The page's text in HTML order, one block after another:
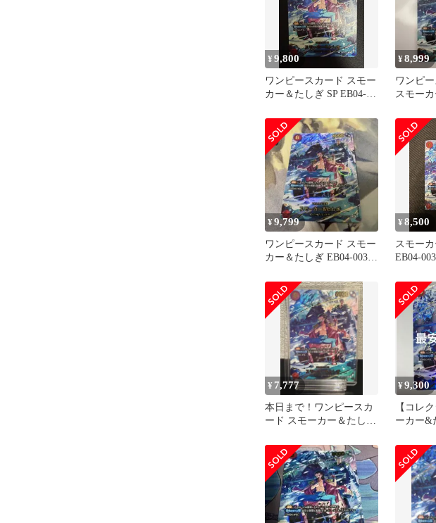
¥9,800
ワンピースカード スモー
カー＆たしぎ SP EB04-
¥8,999
ワンピ
スモー
¥9,799
ワンピースカード スモー
カー＆たしぎ EB04-003
¥8,500
スモー
EB04-
¥ 7,777
本日まで！ワンピースカ
ード スモーカー＆たしぎ
¥9,300
【コレ
ーカー&